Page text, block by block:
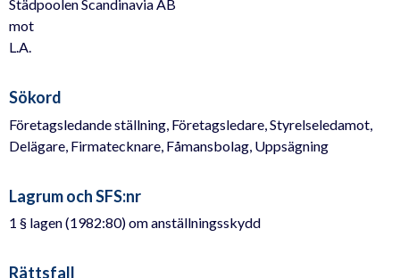
Städpoolen Scandinavia AB
mot
L.A.
Sökord
Företagsledande ställning, Företagsledare, Styrelseledamot,
Delägare, Firmatecknare, Fåmansbolag, Uppsägning
Lagrum och SFS:nr
1 § lagen (1982:80) om anställningsskydd
Rättsfall